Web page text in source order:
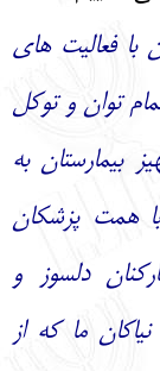
با فعالیت های
توان و توکل
بیمارستان به
همت پزشکان
دلسوز و
ما که از